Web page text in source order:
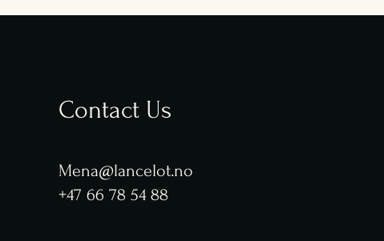
Contact Us
Mena@lancelot.no
+47 66 78 54 88